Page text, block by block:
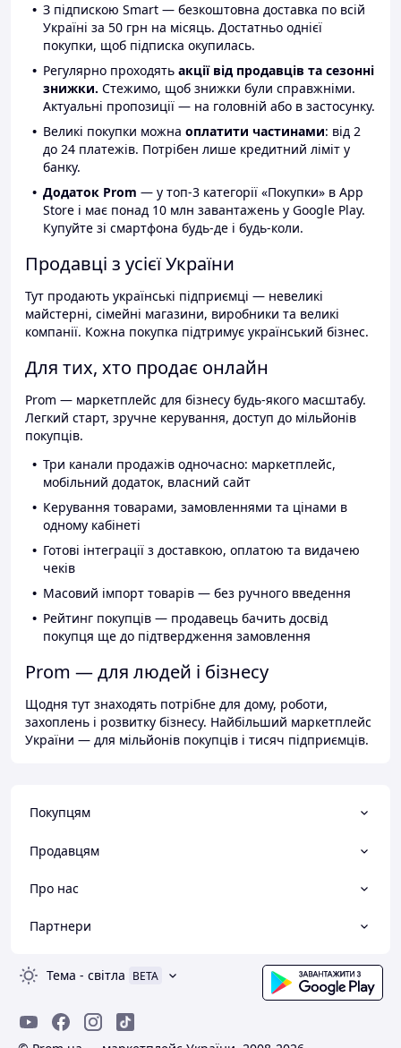
З підпискою Smart — безкоштовна доставка по всій
Україні за 50 грн на місяць. Достатньо однієї
покупки, щоб підписка окупилась.
Регулярно проходять акції від продавців та сезонні
знижки. Стежимо, щоб знижки були справжніми.
Актуальні пропозиції — на головній або в застосунку.
Великі покупки можна оплатити частинами: від 2
до 24 платежів. Потрібен лише кредитний ліміт у
банку.
Додаток Prom — у топ-3 категорії «Покупки» в App
Store і має понад 10 млн завантажень у Google Play.
Купуйте зі смартфона будь-де і будь-коли.
Продавці з усієї України
Тут продають українські підприємці — невеликі
майстерні, сімейні магазини, виробники та великі
компанії. Кожна покупка підтримує український бізнес.
Для тих, хто продає онлайн
Prom — маркетплейс для бізнесу будь-якого масштабу.
Легкий старт, зручне керування, доступ до мільйонів
покупців.
Три канали продажів одночасно: маркетплейс,
мобільний додаток, власний сайт
Керування товарами, замовленнями та цінами в
одному кабінеті
Готові інтеграції з доставкою, оплатою та видачею
чеків
Масовий імпорт товарів — без ручного введення
Рейтинг покупців — продавець бачить досвід
покупця ще до підтвердження замовлення
Prom — для людей і бізнесу
Щодня тут знаходять потрібне для дому, роботи,
захоплень і розвитку бізнесу. Найбільший маркетплейс
України — для мільйонів покупців і тисяч підприємців.
Покупцям
Продавцям
Про нас
Партнери
Тема - світла BETA